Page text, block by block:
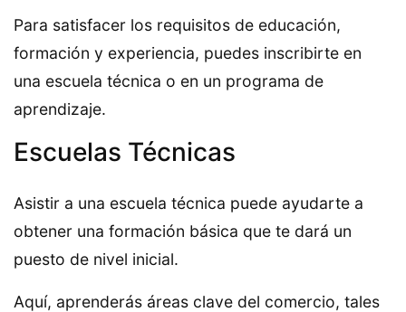
Para satisfacer los requisitos de educación,
formación y experiencia, puedes inscribirte en
una escuela técnica o en un programa de
aprendizaje.
Escuelas Técnicas
Asistir a una escuela técnica puede ayudarte a
obtener una formación básica que te dará un
puesto de nivel inicial.
Aquí, aprenderás áreas clave del comercio, tales